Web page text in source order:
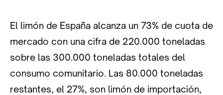
El limón de España alcanza un 73% de cuota de
mercado con una cifra de 220.000 toneladas
sobre las 300.000 toneladas totales del
consumo comunitario. Las 80.000 toneladas
restantes, el 27%, son limón de importación,